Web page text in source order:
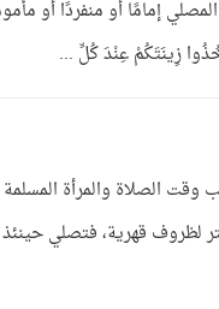
إمامًا أو منفردًا أو
وقت الصلاة والمرأة
الحجاب أو عدم التستر لظروف قهرية، فتصلي حينئذ